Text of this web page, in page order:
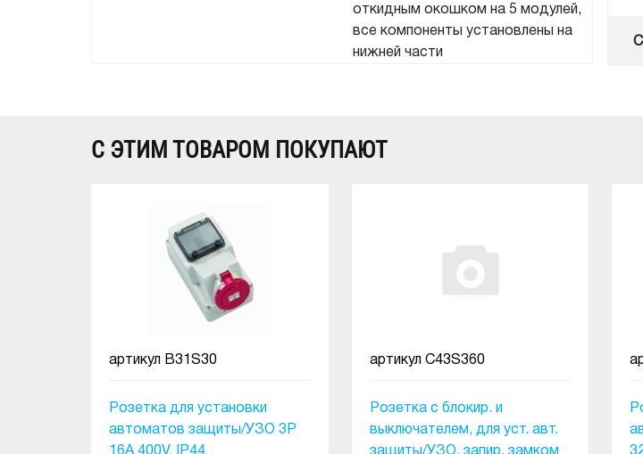
откидным окошком на 5 модулей,
все компоненты установлены на
нижней части
С ЭТИМ ТОВАРОМ ПОКУПАЮТ
Розетка для установки
автоматов защиты/УЗО 3Р
16A 400V, IP44
артикул B31S30
Розетка с блокир. и
выключателем, для уст. авт.
защиты/УЗО, запир. замком
артикул C43S360